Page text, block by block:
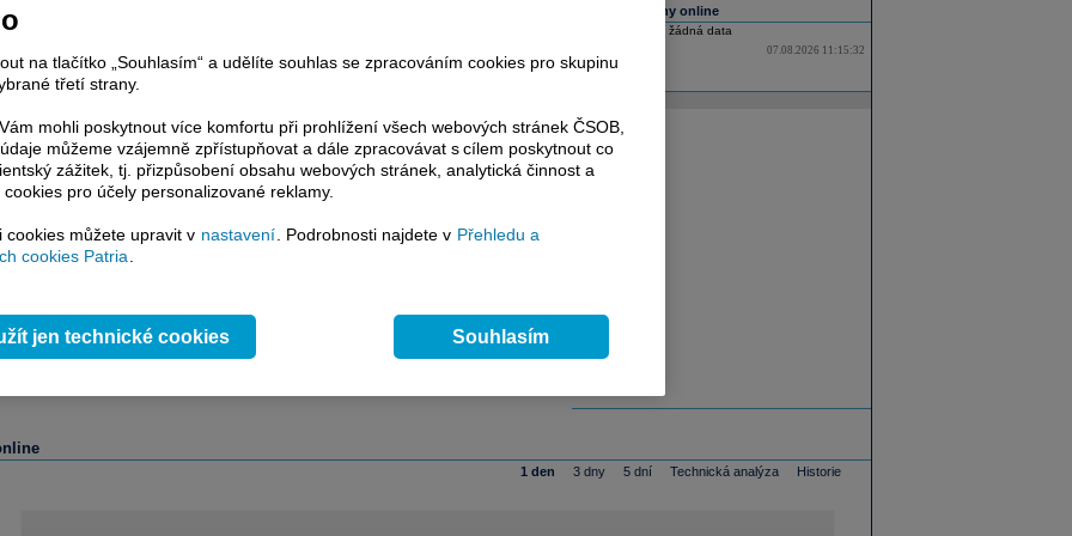
Všechny trhy online
Nebyla nalezena žádná data
07.08.2026 11:15:32
1 den 3 dny 5 dní Technická analýza Historie
na tlačítko „Souhlasím“ a udělíte souhlas se zpracováním cookies pro skupinu
třetí strany.
mohli poskytnout více komfortu při prohlížení všech webových stránek ČSOB,
můžeme vzájemně zpřístupňovat a dále zpracovávat s cílem poskytnout co
zážitek, tj. přizpůsobení obsahu webových stránek, analytická činnost a
pro účely personalizované reklamy.
cookies můžete upravit v nastavení . Podrobnosti najdete v Přehledu a
cookies Patria
jen technické cookies Souhlasím